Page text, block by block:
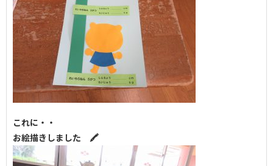
これに・・
お絵描きしました 🖍